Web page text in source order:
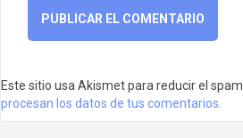
Este sitio usa Akismet para reducir el spam.
procesan los datos de tus comentarios.